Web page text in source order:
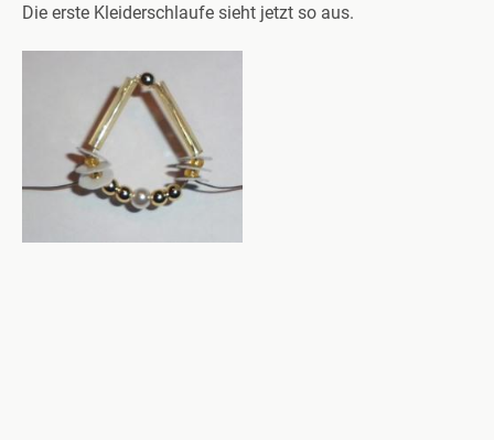
Die erste Kleiderschlaufe sieht jetzt so aus.